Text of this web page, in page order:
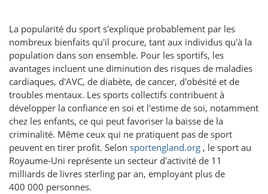
La popularité du sport s'explique probablement par les
nombreux bienfaits qu'il procure, tant aux individus qu'à la
population dans son ensemble. Pour les sportifs, les
avantages incluent une diminution des risques de maladies
cardiaques, d'AVC, de diabète, de cancer, d'obésité et de
troubles mentaux. Les sports collectifs contribuent à
développer la confiance en soi et l'estime de soi, notamment
chez les enfants, ce qui peut favoriser la baisse de la
criminalité. Même ceux qui ne pratiquent pas de sport
peuvent en tirer profit. Selon sportengland.org , le sport au
Royaume-Uni représente un secteur d'activité de 11
milliards de livres sterling par an, employant plus de
400 000 personnes.